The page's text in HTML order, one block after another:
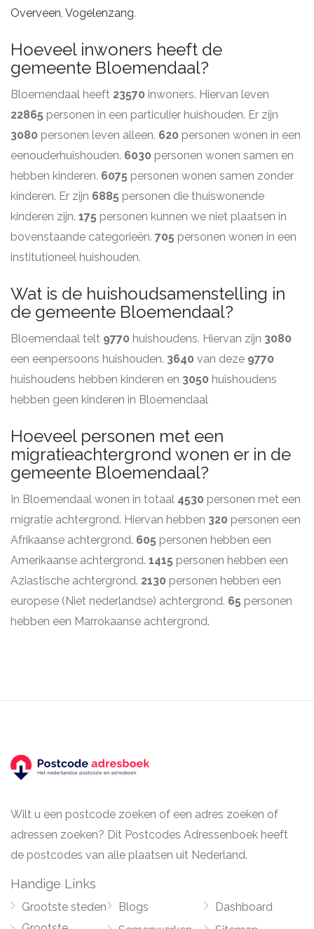
Overveen, Vogelenzang.
Hoeveel inwoners heeft de
gemeente Bloemendaal?
Bloemendaal heeft 23570 inwoners. Hiervan leven
22865 personen in een particulier huishouden. Er zijn
3080 personen leven alleen. 620 personen wonen in een
eenouderhuishouden. 6030 personen wonen samen en
hebben kinderen. 6075 personen wonen samen zonder
kinderen. Er zijn 6885 personen die thuiswonende
kinderen zijn. 175 personen kunnen we niet plaatsen in
bovenstaande categorieën. 705 personen wonen in een
institutioneel huishouden.
Wat is de huishoudsamenstelling in
de gemeente Bloemendaal?
Bloemendaal telt 9770 huishoudens. Hiervan zijn 3080
een eenpersoons huishouden. 3640 van deze 9770
huishoudens hebben kinderen en 3050 huishoudens
hebben geen kinderen in Bloemendaal
Hoeveel personen met een
migratieachtergrond wonen er in de
gemeente Bloemendaal?
In Bloemendaal wonen in totaal 4530 personen met een
migratie achtergrond. Hiervan hebben 320 personen een
Afrikaanse achtergrond. 605 personen hebben een
Amerikaanse achtergrond. 1415 personen hebben een
Aziastische achtergrond. 2130 personen hebben een
europese (Niet nederlandse) achtergrond. 65 personen
hebben een Marrokaanse achtergrond.
Wilt u een postcode zoeken of een adres zoeken of
adressen zoeken? Dit Postcodes Adressenboek heeft
de postcodes van alle plaatsen uit Nederland.
Handige Links
Grootste steden
Blogs
Dashboard